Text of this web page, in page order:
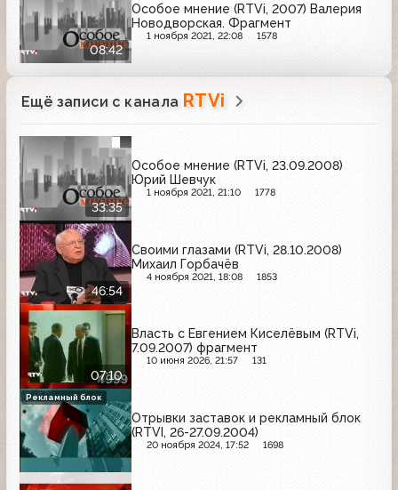
08:42
Особое мнение (RTVi, 2007) Валерия
Новодворская. Фрагмент
1 ноября 2021, 22:08 1578
Ещё записи с канала RTVi
33:35
Особое мнение (RTVi, 23.09.2008)
Юрий Шевчук
1 ноября 2021, 21:10 1778
46:54
Своими глазами (RTVi, 28.10.2008)
Михаил Горбачёв
4 ноября 2021, 18:08 1853
07:10
Власть с Евгением Киселёвым (RTVi,
7.09.2007) фрагмент
10 июня 2026, 21:57 131
Отрывки заставок и рекламный блок
(RTVI, 26-27.09.2004)
20 ноября 2024, 17:52 1698
Рекламный блок